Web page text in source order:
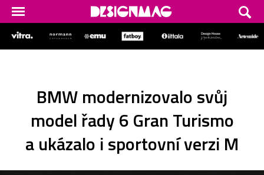
BMW modernizovalo svůj
model řady 6 Gran Turismo
a ukázalo i sportovní verzi M